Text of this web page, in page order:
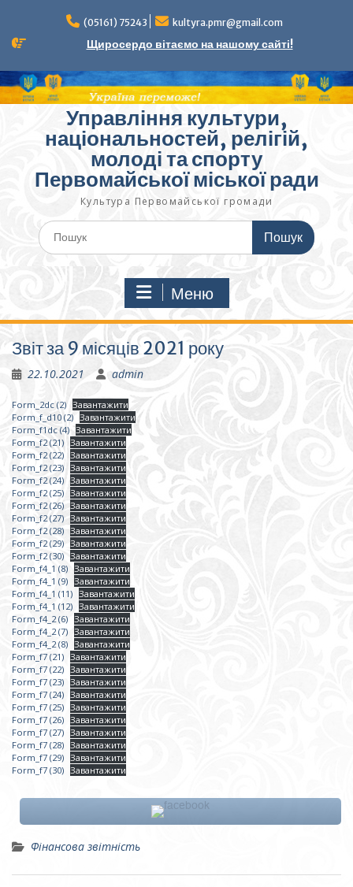
вмісту
(05161) 75243 kultyra.pmr@gmail.com
Щиросердо вітаємо на нашому сайті!
Управління культури,
національностей, релігій,
молоді та спорту
Первомайської міської ради
Культура Первомайcької громади
Шукати:
Меню
Звіт за 9 місяців 2021 року
22.10.2021 admin
Form_2dc (2) Завантажити
Form_f_d10 (2) Завантажити
Form_f1dc (4) Завантажити
Form_f2 (21) Завантажити
Form_f2 (22) Завантажити
Form_f2 (23) Завантажити
Form_f2 (24) Завантажити
Form_f2 (25) Завантажити
Form_f2 (26) Завантажити
Form_f2 (27) Завантажити
Form_f2 (28) Завантажити
Form_f2 (29) Завантажити
Form_f2 (30) Завантажити
Form_f4_1 (8) Завантажити
Form_f4_1 (9) Завантажити
Form_f4_1 (11) Завантажити
Form_f4_1 (12) Завантажити
Form_f4_2 (6) Завантажити
Form_f4_2 (7) Завантажити
Form_f4_2 (8) Завантажити
Form_f7 (21) Завантажити
Form_f7 (22) Завантажити
Form_f7 (23) Завантажити
Form_f7 (24) Завантажити
Form_f7 (25) Завантажити
Form_f7 (26) Завантажити
Form_f7 (27) Завантажити
Form_f7 (28) Завантажити
Form_f7 (29) Завантажити
Form_f7 (30) Завантажити
Фінансова звітність